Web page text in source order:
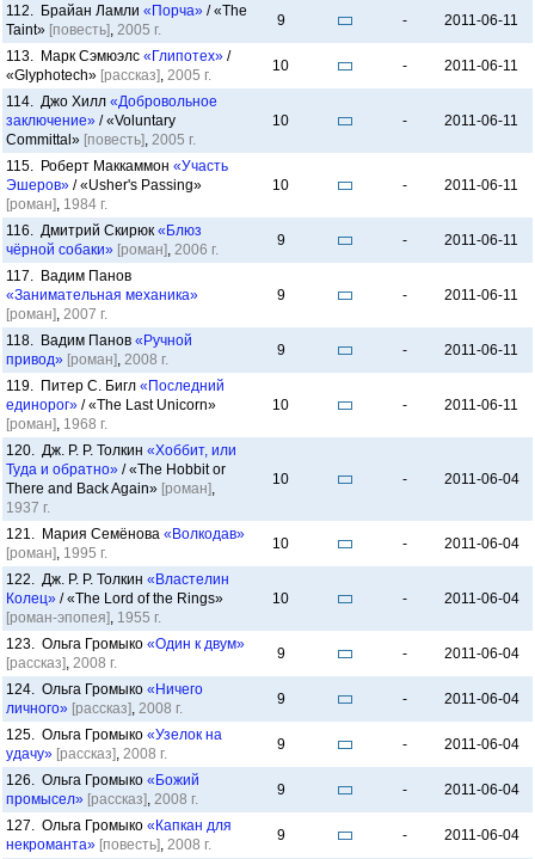
112. Брайан Ламли «Порча» / «The
Taint» [повесть], 2005 г.
9 - 2011-06-11
113. Марк Сэмюэлс «Глипотех» /
«Glyphotech» [рассказ], 2005 г.
10 - 2011-06-11
114. Джо Хилл «Добровольное
заключение» / «Voluntary
Committal» [повесть], 2005 г.
10 - 2011-06-11
115. Роберт Маккаммон «Участь
Эшеров» / «Usher's Passing»
[роман], 1984 г.
10 - 2011-06-11
116. Дмитрий Скирюк «Блюз
чёрной собаки» [роман], 2006 г.
9 - 2011-06-11
117. Вадим Панов
«Занимательная механика»
[роман], 2007 г.
9 - 2011-06-11
118. Вадим Панов «Ручной
привод» [роман], 2008 г.
9 - 2011-06-11
119. Питер С. Бигл «Последний
единорог» / «The Last Unicorn»
[роман], 1968 г.
10 - 2011-06-11
120. Дж. Р. Р. Толкин «Хоббит, или
Туда и обратно» / «The Hobbit or
There and Back Again» [роман],
1937 г.
10 - 2011-06-04
121. Мария Семёнова «Волкодав»
[роман], 1995 г.
10 - 2011-06-04
122. Дж. Р. Р. Толкин «Властелин
Колец» / «The Lord of the Rings»
[роман-эпопея], 1955 г.
10 - 2011-06-04
123. Ольга Громыко «Один к двум»
[рассказ], 2008 г.
9 - 2011-06-04
124. Ольга Громыко «Ничего
личного» [рассказ], 2008 г.
9 - 2011-06-04
125. Ольга Громыко «Узелок на
удачу» [рассказ], 2008 г.
9 - 2011-06-04
126. Ольга Громыко «Божий
промысел» [рассказ], 2008 г.
9 - 2011-06-04
127. Ольга Громыко «Капкан для
некроманта» [повесть], 2008 г.
9 - 2011-06-04